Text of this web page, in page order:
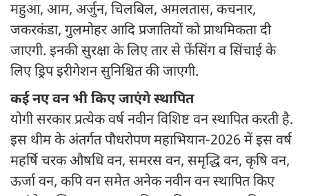
महुआ, आम, अर्जुन, चिलबिल, अमलतास, कचनार,
जकरकंडा, गुलमोहर आदि प्रजातियों को प्राथमिकता दी
जाएगी. इनकी सुरक्षा के लिए तार से फेंसिंग व सिंचाई के
लिए ड्रिप इरीगेशन सुनिश्चित की जाएगी.
कई नए वन भी किए जाएंगे स्थापित
योगी सरकार प्रत्येक वर्ष नवीन विशिष्ट वन स्थापित करती है.
इस थीम के अंतर्गत पौधरोपण महाभियान-2026 में इस वर्ष
महर्षि चरक औषधि वन, समरस वन, समृद्धि वन, कृषि वन,
ऊर्जा वन, कपि वन समेत अनेक नवीन वन स्थापित किए